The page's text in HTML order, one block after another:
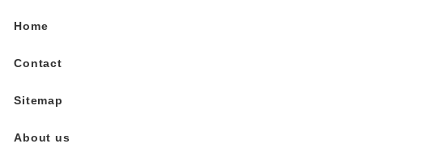
Home
Contact
Sitemap
About us